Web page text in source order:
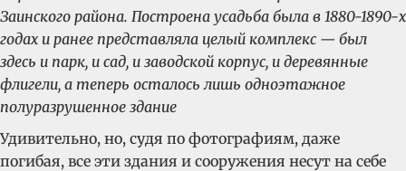
Заинского района. Построена усадьба была в 1880-1890-х
годах и ранее представляла целый комплекс — был
здесь и парк, и сад, и заводской корпус, и деревянные
флигели, а теперь осталось лишь одноэтажное
полуразрушенное здание
Удивительно, но, судя по фотографиям, даже
погибая, все эти здания и сооружения несут на себе